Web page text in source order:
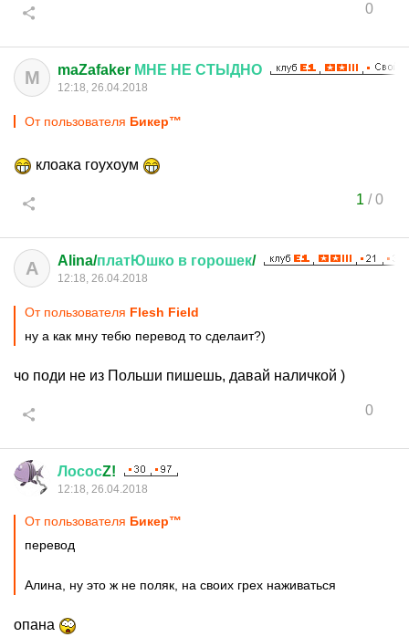
0
M maZafaker МНЕ НЕ СТЫДНО
12:18, 26.04.2018
От пользователя Бикер™
клоака гоухоум
1 /0
A Alina/платЮшко в горошек/
12:18, 26.04.2018
От пользователя Flesh Field
ну а как мну тебю перевод то сделаит?)
чо поди не из Польши пишешь, давай наличкой )
0
ЛососZ!
12:18, 26.04.2018
От пользователя Бикер™
перевод
Алина, ну это ж не поляк, на своих грех наживаться
опана